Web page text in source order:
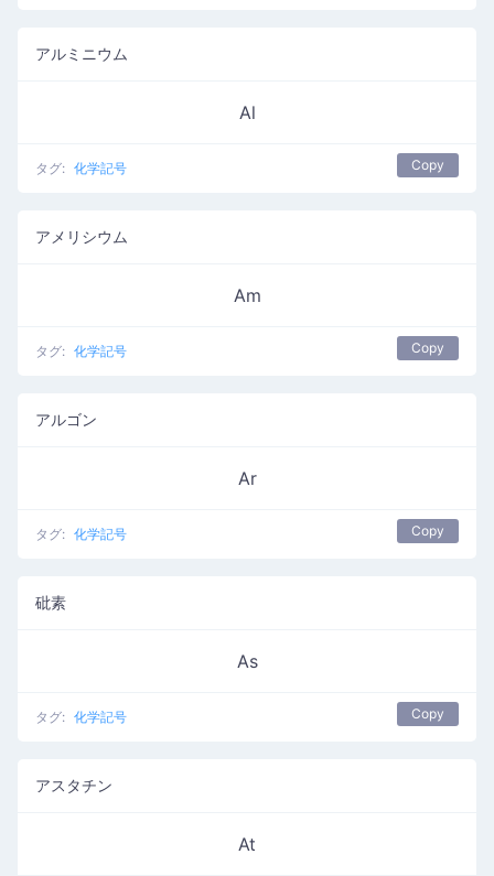
アルミニウム
Al
タグ: 化学記号 Copy
アメリシウム
Am
タグ: 化学記号 Copy
アルゴン
Ar
タグ: 化学記号 Copy
砒素
As
タグ: 化学記号 Copy
アスタチン
At